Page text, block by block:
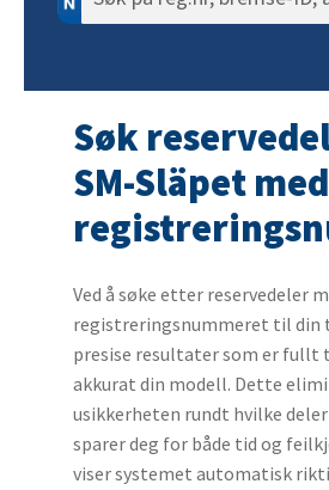
etter:
Søk
SM-Släpet med
Ved å søke etter reservedeler
registreringsnummeret til din
presise resultater som er fullt
akkurat din modell. Dette
usikkerheten rundt hvilke deler
sparer deg for både tid og
viser systemet automatisk